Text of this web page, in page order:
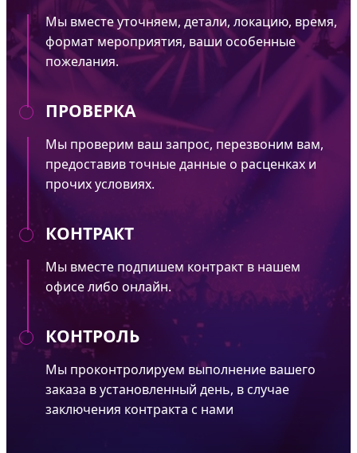
Мы вместе уточняем, детали, локацию, время,
формат мероприятия, ваши особенные
пожелания.
ПРОВЕРКА
Мы проверим ваш запрос, перезвоним вам,
предоставив точные данные о расценках и
прочих условиях.
КОНТРАКТ
Мы вместе подпишем контракт в нашем
офисе либо онлайн.
КОНТРОЛЬ
Мы проконтролируем выполнение вашего
заказа в установленный день, в случае
заключения контракта с нами